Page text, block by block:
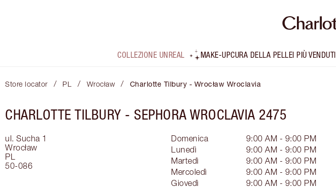
COLLEZIONE UNREAL MAKE-UPCURA DELLA PELLEI PIÙ VENDUTI
Store locator / PL / Wrocław / Charlotte Tilbury - Wrocław Wroclavia
CHARLOTTE TILBURY - SEPHORA WROCLAVIA 2475
ul. Sucha 1
Wrocław
PL
50-086
Domenica
9:00 AM - 9:00 PM
Lunedì
9:00 AM - 9:00 PM
Martedì
9:00 AM - 9:00 PM
Mercoledì
9:00 AM - 9:00 PM
Giovedì
9:00 AM - 9:00 PM